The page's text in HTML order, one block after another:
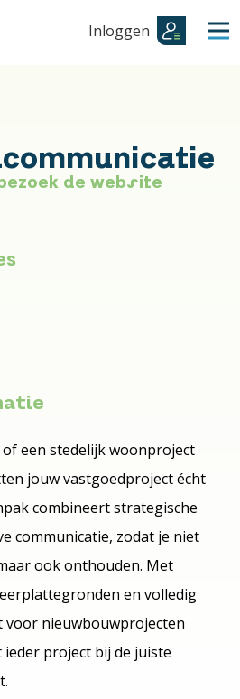
Inloggen
de website
een stedelijk woonproject
jouw vastgoedproject écht
combineert strategische
communicatie, zodat je niet
ook onthouden. Met
en volledig
voor nieuwbouwprojecten
project bij de juiste